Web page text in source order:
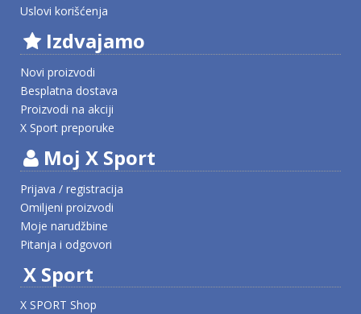
Uslovi korišćenja
Izdvajamo
Novi proizvodi
Besplatna dostava
Proizvodi na akciji
X Sport preporuke
Moj X Sport
Prijava / registracija
Omiljeni proizvodi
Moje narudžbine
Pitanja i odgovori
X Sport
X SPORT Shop